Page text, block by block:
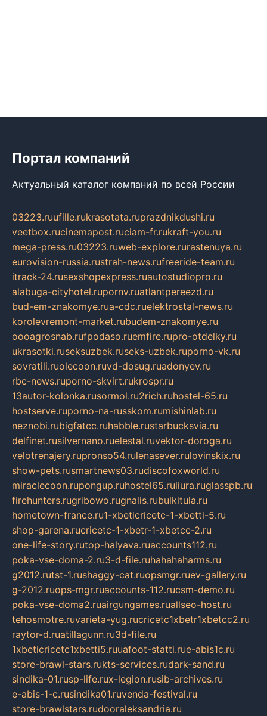
Портал компаний
Актуальный каталог компаний по всей России
03223.ruufille.rukrasotata.ruprazdnikdushi.ru
veetbox.rucinemapost.ruciam-fr.rukraft-you.ru
mega-press.ru03223.ruweb-explore.rurastenuya.ru
eurovision-russia.rustrah-news.rufreeride-team.ru
itrack-24.rusexshopexpress.ruautostudiopro.ru
alabuga-cityhotel.rupornv.ruatlantpereezd.ru
bud-em-znakomye.rua-cdc.ruelektrostal-news.ru
korolevremont-market.rubudem-znakomye.ru
oooagrosnab.rufpodaso.ruemfire.rupro-otdelky.ru
ukrasotki.ruseksuzbek.ruseks-uzbek.ruporno-vk.ru
sovratili.ruolecoon.ruvd-dosug.ruadonyev.ru
rbc-news.ruporno-skvirt.rukrospr.ru
13autor-kolonka.rusormol.ru2rich.ruhostel-65.ru
hostserve.ruporno-na-russkom.rumishinlab.ru
neznobi.rubigfatcc.ruhabble.rustarbucksvia.ru
delfinet.rusilvernano.ruelestal.ruvektor-doroga.ru
velotrenajery.rupronso54.rulenasever.rulovinskix.ru
show-pets.rusmartnews03.rudiscofoxworld.ru
miraclecoon.rupongup.ruhostel65.ruliura.ruglasspb.ru
firehunters.rugribowo.rugnalis.rubulkitula.ru
hometown-france.ru1-xbeticricetc-1-xbetti-5.ru
shop-garena.rucricetc-1-xbetr-1-xbetcc-2.ru
one-life-story.rutop-halyava.ruaccounts112.ru
poka-vse-doma-2.ru3-d-file.ruhahahaharms.ru
g2012.rutst-1.rushaggy-cat.ruopsmgr.ruev-gallery.ru
g-2012.ruops-mgr.ruaccounts-112.rucsm-demo.ru
poka-vse-doma2.ruairgungames.ruallseo-host.ru
tehosmotre.ruvarieta-yug.rucricetc1xbetr1xbetcc2.ru
raytor-d.ruatillagunn.ru3d-file.ru
1xbeticricetc1xbetti5.ruuafoot-statti.rue-abis1c.ru
store-brawl-stars.rukts-services.rudark-sand.ru
sindika-01.rusp-life.rux-legion.rusib-archives.ru
e-abis-1-c.rusindika01.ruvenda-festival.ru
store-brawlstars.rudooraleksandria.ru